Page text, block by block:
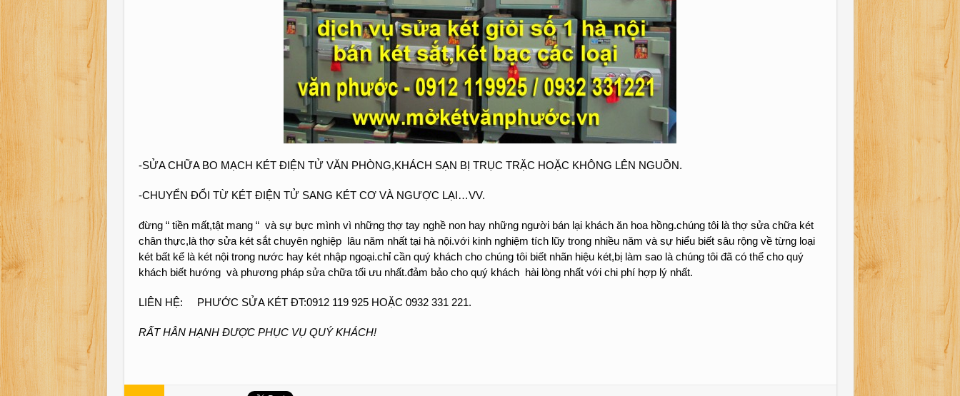
-SỬA CHỮA BO MẠCH KÉT ĐIỆN TỬ VĂN PHÒNG,KHÁCH SẠN BỊ TRỤC TRẶC HOẶC KHÔNG LÊN NGUỒN.
-CHUYỂN ĐỔI TỪ KÉT ĐIỆN TỬ SANG KÉT CƠ VÀ NGƯỢC LẠI…VV.
đừng “ tiền mất,tật mang “ và sự bực mình vì những thợ tay nghề non hay những người bán lại khách ăn hoa hồng.chúng tôi là thợ sửa chữa két
chân thực,là thợ sửa két sắt chuyên nghiệp lâu năm nhất tại hà nội.với kinh nghiệm tích lũy trong nhiều năm và sự hiểu biết sâu rộng về từng loại
két bất kể là két nội trong nước hay két nhập ngoại.chỉ cần quý khách cho chúng tôi biết nhãn hiệu két,bị làm sao là chúng tôi đã có thể cho quý
khách biết hướng và phương pháp sửa chữa tối ưu nhất.đảm bảo cho quý khách hài lòng nhất với chi phí hợp lý nhất.
LIÊN HỆ: PHƯỚC SỬA KÉT ĐT:0912 119 925 HOẶC 0932 331 221.
RẤT HÂN HẠNH ĐƯỢC PHỤC VỤ QUÝ KHÁCH!